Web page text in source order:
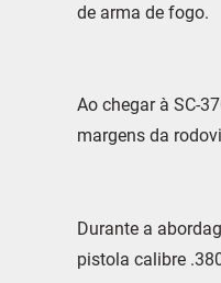
de arma de fogo.
Ao chegar à SC-
margens da
Durante a
pistola calibre